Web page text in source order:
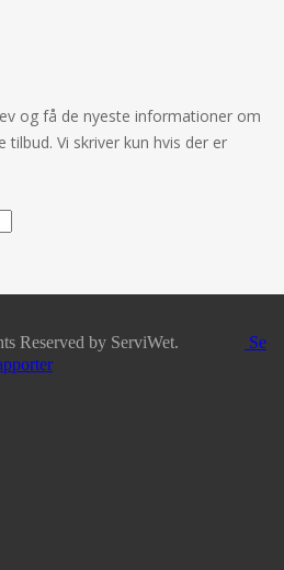
og få de nyeste informationer om
Vi skriver kun hvis der er
Reserved by ServiWet.
Se